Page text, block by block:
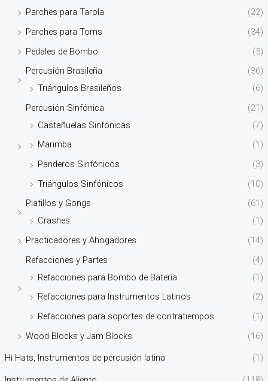
Parches para Tarola
(22)
Parches para Toms
(34)
Pedales de Bombo
(5)
Percusión Brasileña
(36)
Triángulos Brasileños
(6)
Percusión Sinfónica
(21)
Castañuelas Sinfónicas
(7)
Marimba
(1)
Panderos Sinfónicos
(3)
Triángulos Sinfónicos
(10)
Platillos y Gongs
(61)
Crashes
(1)
Practicadores y Ahogadores
(14)
Refacciones y Partes
(4)
Refacciones para Bombo de Batería
(1)
Refacciones para Instrumentos Latinos
(2)
Refacciones para soportes de contratiempos
(1)
Wood Blocks y Jam Blocks
(16)
Hi Hats, Instrumentos de percusión latina (1)